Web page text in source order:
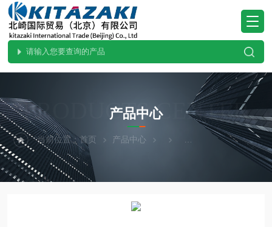
PRODUCTS CENTER
产品中心
当前位置：首页 产品中心 ohnobellows大野贝洛